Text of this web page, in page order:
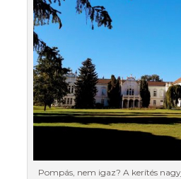
Pompás, nem igaz? A kerítés